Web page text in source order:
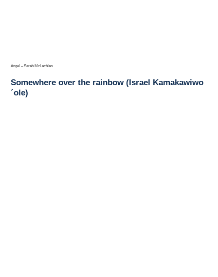
Angel – Sarah McLachlan
Somewhere over the rainbow (Israel Kamakawiwo
´ole)